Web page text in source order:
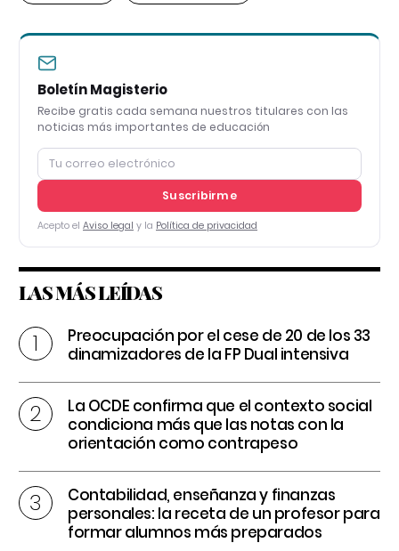
Boletín Magisterio
Recibe gratis cada semana nuestros titulares con las
noticias más importantes de educación
Suscribirme
Acepto el Aviso legal y la Política de privacidad
LAS MÁS LEÍDAS
Preocupación por el cese de 20 de los 33
dinamizadores de la FP Dual intensiva
La OCDE confirma que el contexto social
condiciona más que las notas con la
orientación como contrapeso
Contabilidad, enseñanza y finanzas
personales: la receta de un profesor para
formar alumnos más preparados